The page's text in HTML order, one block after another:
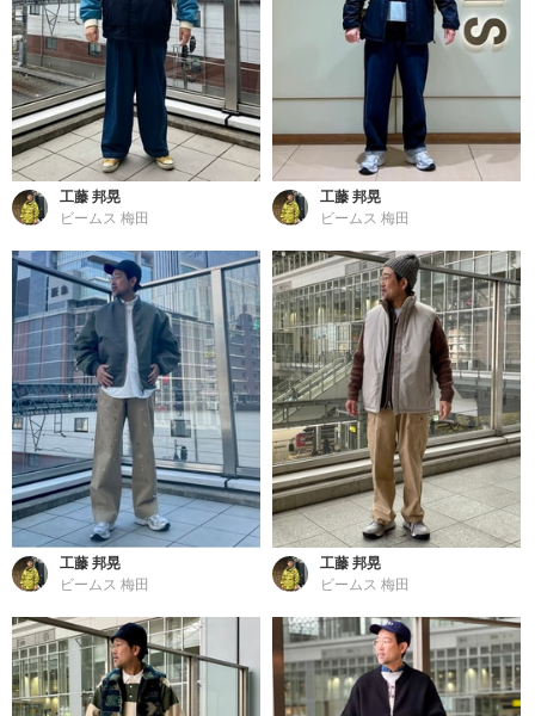
工藤 邦晃
ビームス 梅田
工藤 邦晃
ビームス 梅田
工藤 邦晃
ビームス 梅田
工藤 邦晃
ビームス 梅田